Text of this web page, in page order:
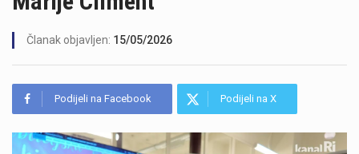
Članak objavljen: 15/05/2026
Podijeli na Facebook Podijeli na X